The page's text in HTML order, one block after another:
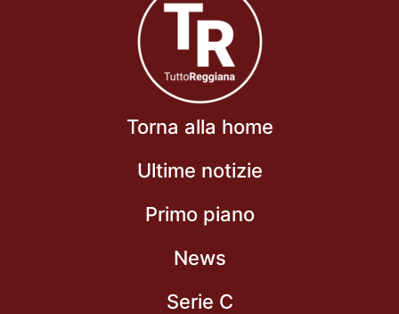
Torna alla home
Ultime notizie
Primo piano
News
Serie C